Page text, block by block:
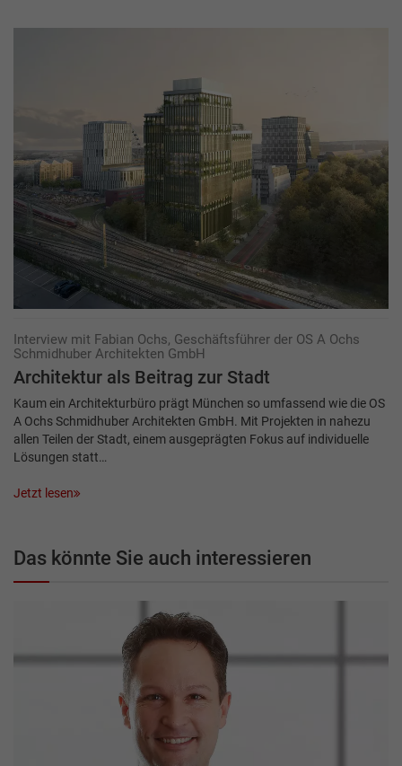
Interview mit Fabian Ochs, Geschäftsführer der OS A Ochs
Schmidhuber Architekten GmbH
Architektur als Beitrag zur Stadt
Kaum ein Architekturbüro prägt München so umfassend wie die OS
A Ochs Schmidhuber Architekten GmbH. Mit Projekten in nahezu
allen Teilen der Stadt, einem ausgeprägten Fokus auf individuelle
Lösungen statt…
Jetzt lesen
Das könnte Sie auch interessieren